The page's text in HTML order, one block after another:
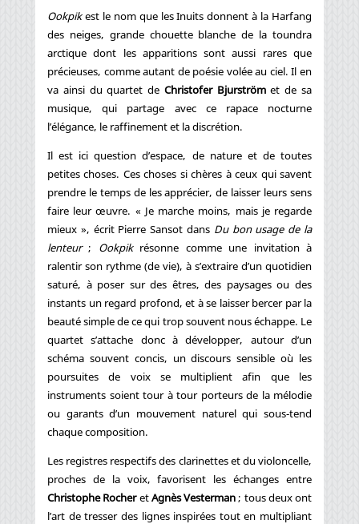
Ookpikest le nom que les Inuits donnent à la Harfang
des neiges, grande chouette blanche de la toundra
arctique dont les apparitions sont aussi rares que
précieuses, comme autant de poésie volée au ciel. Il en
va ainsi du quartet de Christofer Bjurströmet de sa
musique, qui partage avec ce rapace nocturne
l’élégance, le raffinement et la discrétion.
Il est ici question d’espace, de nature et de toutes
petites choses. Ces choses si chères à ceux qui savent
prendre le temps de les apprécier, de laisser leurs sens
faire leur œuvre. « Je marche moins, mais je regarde
mieux », écrit Pierre Sansot dans Du bon usage de la
lenteur; Ookpikrésonne comme une invitation à
ralentir son rythme (de vie), à s’extraire d’un quotidien
saturé, à poser sur des êtres, des paysages ou des
instants un regard profond, et à se laisser bercer par la
beauté simple de ce qui trop souvent nous échappe. Le
quartet s’attache donc à développer, autour d’un
schéma souvent concis, un discours sensible où les
poursuites de voix se multiplient afin que les
instruments soient tour à tour porteurs de la mélodie
ou garants d’un mouvement naturel qui sous-tend
chaque composition.
Les registres respectifs des clarinettes et du violoncelle,
proches de la voix, favorisent les échanges entre
Christophe RocheretAgnès Vesterman; tous deux ont
l’art de tresser des lignes inspirées tout en multipliant